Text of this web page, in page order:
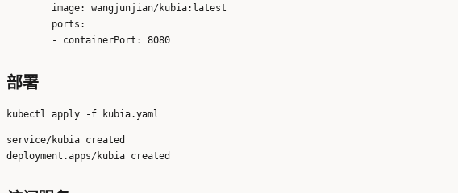
        image: wangjunjian/kubia:latest
        ports:
部署
service/kubia created